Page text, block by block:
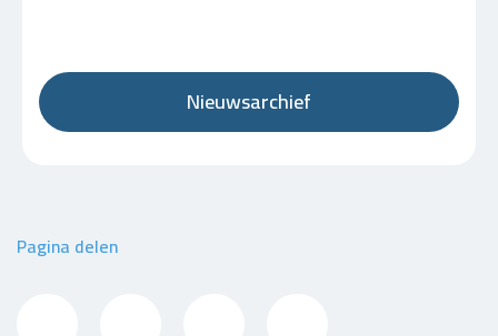
Nieuwsarchief
Pagina delen